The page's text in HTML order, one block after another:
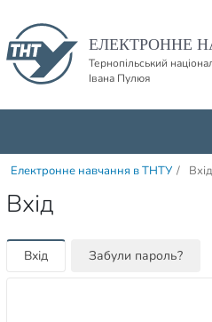
ЕЛЕКТРОННЕ
Тернопільський
Івана Пулюя
Електронне навчання в ТНТУ / Вхід
Вхід
Вхід Забули пароль?